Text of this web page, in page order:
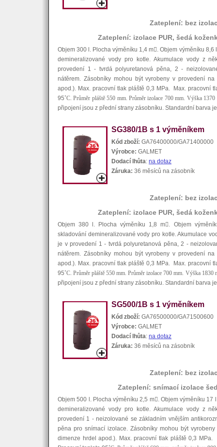
Zateplení: bez
Zateplení: izolace PUR, šedá
Objem 300 l. Plocha výměníku 1,4 m. Objem výměníku 8,6
demineralizované vody pro kotle. Akumulace vody z
provedení 1 - tvrdá polyuretanová pěna, 2 -
nátěrem. Zásobníky mohou být vyrobeny v provedení
apod.). Max. pracovní tlak pláště 0,3 MPa. Max. pracovní
95˚C. Průměr pláště 550 mm. Průměr izolace 700 mm. Výška
připojení jsou z přední strany zásobníku. Standardní barva
SG380/1B s 1 výměníkem
Kód zboží: GA76400000/GA71400000
Výrobce: GALMET
Dodací lhůta: na dotaz
Záruka: 36 měsíců na zásobník
Zateplení: bez
Zateplení: izolace PUR, šedá
Objem 380 l. Plocha výměníku 1,8 m. Objem
skladování demineralizované vody pro kotle. Akumulace
je v provedení 1 - tvrdá polyuretanová pěna, 2 -
nátěrem. Zásobníky mohou být vyrobeny v provedení
apod.). Max. pracovní tlak pláště 0,3 MPa. Max. pracovní
95˚C. Průměr pláště 550 mm. Průměr izolace 700 mm. Výška
připojení jsou z přední strany zásobníku. Standardní barva
SG500/1B s 1 výměníkem
Kód zboží: GA76500000/GA71500600
Výrobce: GALMET
Dodací lhůta: na dotaz
Záruka: 36 měsíců na zásobník
Zateplení: bez
Zateplení: snímací izolace
Objem 500 l. Plocha výměníku 2,5 m. Objem výměníku 17
demineralizované vody pro kotle. Akumulace vody z
provedení 1 - neizolované se základním vnějším
pěna pro snímací izolace. Zásobníky mohou být
dimenze hrdel apod.). Max. pracovní tlak pláště 0,3